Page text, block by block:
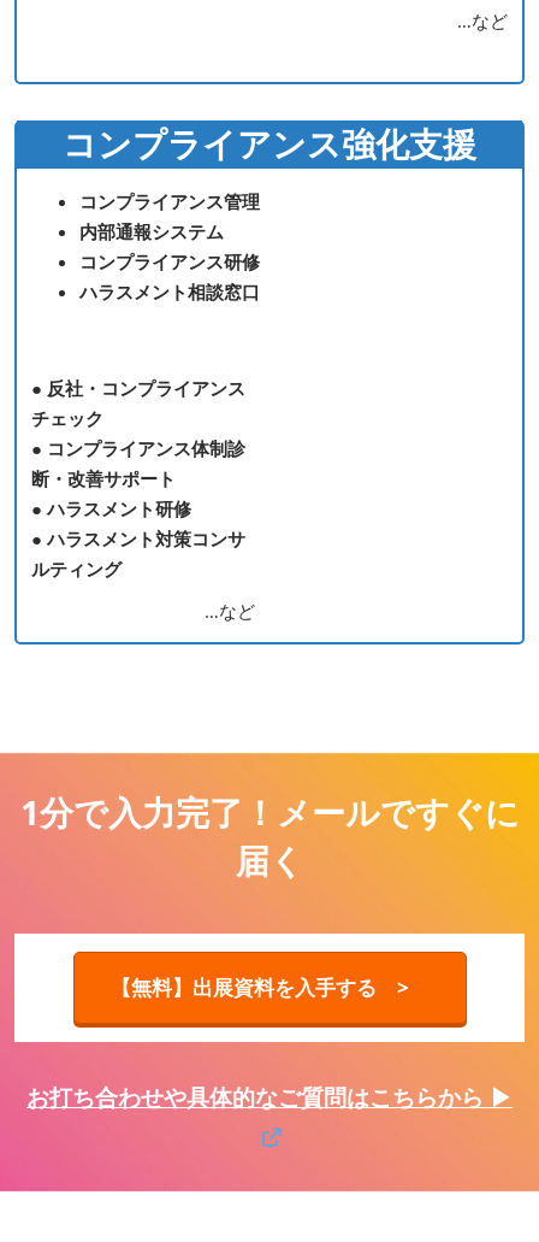
…など
コンプライアンス強化支援
コンプライアンス管理
内部通報システム
コンプライアンス研修
ハラスメント相談窓口
● 反社・コンプライアンス
チェック
● コンプライアンス体制診
断・改善サポート
● ハラスメント研修
● ハラスメント対策コンサ
ルティング
…など
1分で入力完了！メールですぐに
届く
【無料】出展資料を入手する >
お打ち合わせや具体的なご質問はこちらから ▶